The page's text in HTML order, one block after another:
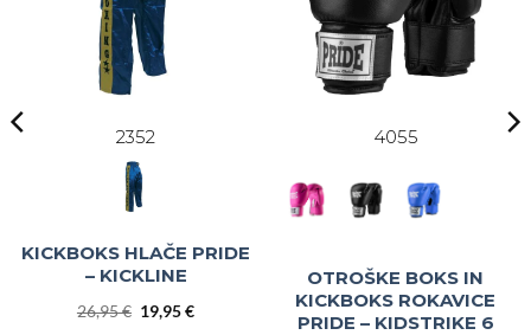
2352
KICKBOKS HLAČE PRIDE
– KICKLINE
26,95€ Izvirna
19,95€Trenutna
4055
OTROŠKE BOKS IN
KICKBOKS ROKAVICE
PRIDE – KIDSTRIKE 6